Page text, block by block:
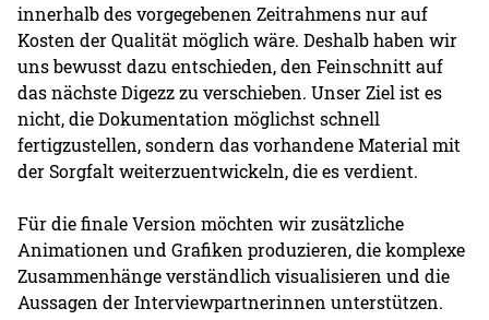
innerhalb des vorgegebenen Zeitrahmens nur auf
Kosten der Qualität möglich wäre. Deshalb haben wir
uns bewusst dazu entschieden, den Feinschnitt auf
das nächste Digezz zu verschieben. Unser Ziel ist es
nicht, die Dokumentation möglichst schnell
fertigzustellen, sondern das vorhandene Material mit
der Sorgfalt weiterzuentwickeln, die es verdient.
Für die finale Version möchten wir zusätzliche
Animationen und Grafiken produzieren, die komplexe
Zusammenhänge verständlich visualisieren und die
Aussagen der Interviewpartnerinnen unterstützen.